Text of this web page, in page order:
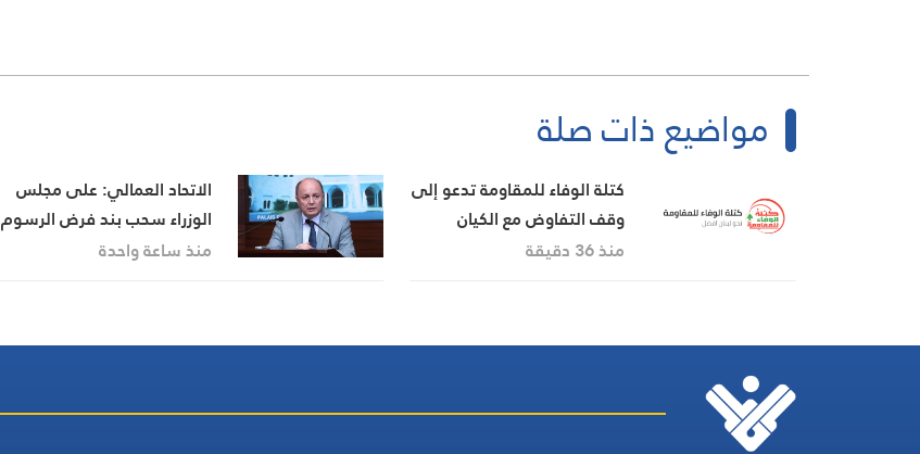
مواضيع ذات صلة
كتلة الوفاء للمقاومة تدعو إلى
وقف التفاوض مع الكيان
الإسرائيلي
منذ 36 دقيقة
الاتحاد العمالي: على مجلس
الوزراء سحب بند فرض الرسوم
من جدول أعماله غدا وإلا
منذ ساعة واحدة